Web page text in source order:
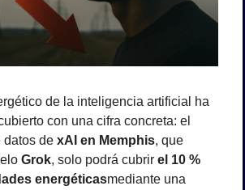
de la inteligencia artificial ha
con una cifra concreta: el
datos de xAI en Memphis, que
Grok, solo podrá cubrir el 10 %
energéticasmediante una